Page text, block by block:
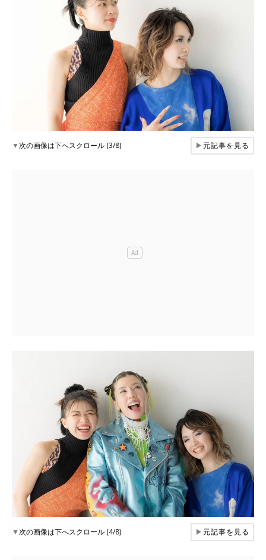
▼次の画像は下へスクロール (3/8) ▶元記事を見る
▼次の画像は下へスクロール (4/8) ▶元記事を見る